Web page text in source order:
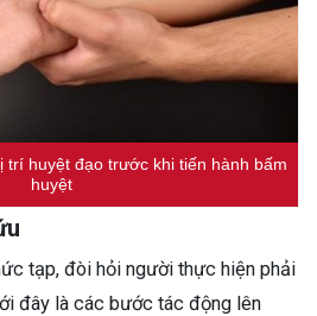
trí huyệt đạo trước khi tiến hành bấm
huyệt
tạp, đòi hỏi người thực hiện phải
đây là các bước tác động lên